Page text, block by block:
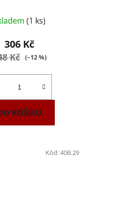
(1 ks)
306 Kč
Kč (–12 %)
KOŠÍKU
Kód:40B.29